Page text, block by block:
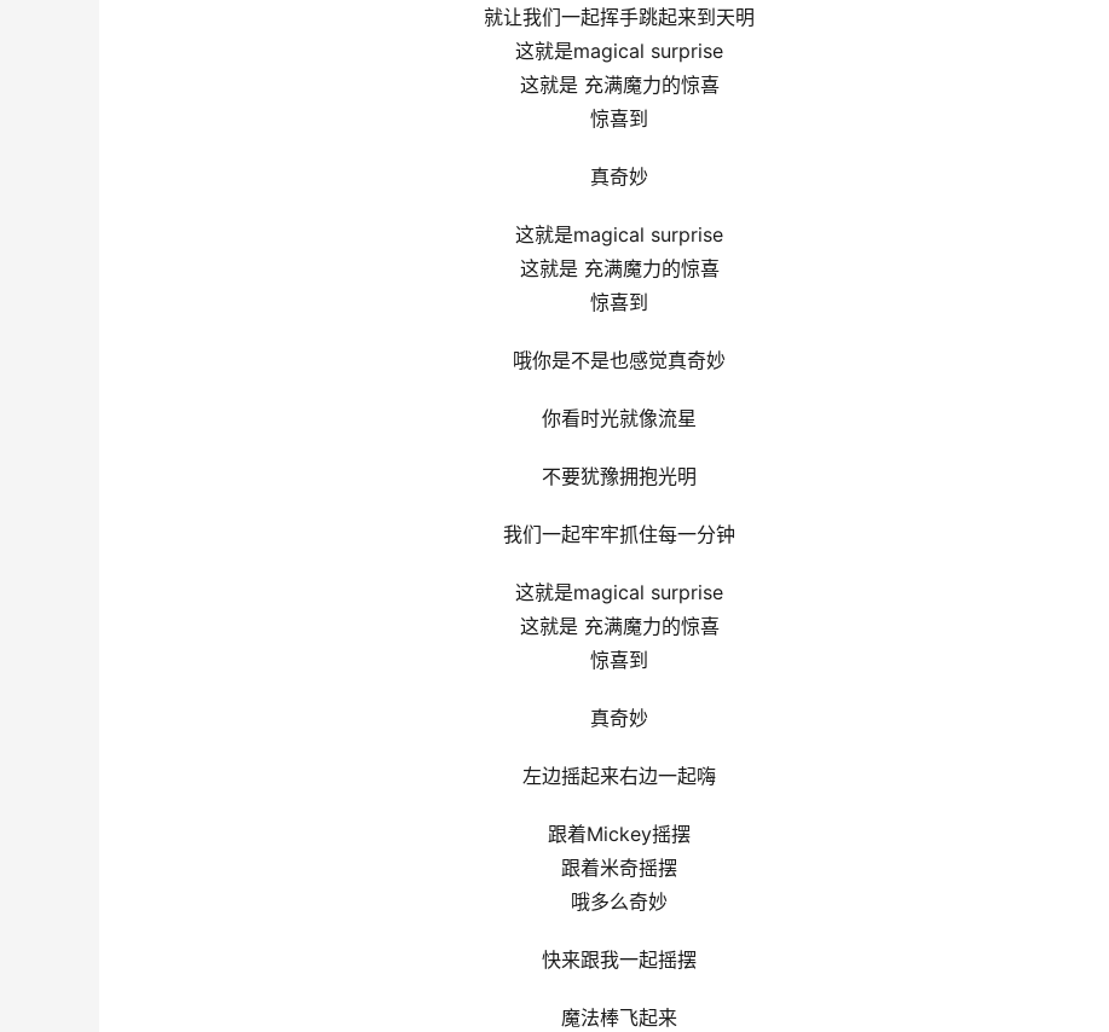
就让我们⼀起挥⼿跳起来到天明
这就是magical surprise
这就是 充满魔力的惊喜
惊喜到
真奇妙
这就是magical surprise
这就是 充满魔力的惊喜
惊喜到
哦你是不是也感觉真奇妙
你看时光就像流星
不要犹豫拥抱光明
我们⼀起牢牢抓住每⼀分钟
这就是magical surprise
这就是 充满魔力的惊喜
惊喜到
真奇妙
左边摇起来右边⼀起嗨
跟着Mickey摇摆
跟着米奇摇摆
哦多么奇妙
快来跟我⼀起摇摆
魔法棒飞起来